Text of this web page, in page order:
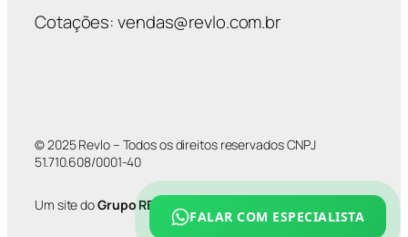
Cotações: vendas@revlo.com.br
© 2025 Revlo – Todos os direitos reservados CNPJ
51.710.608/0001-40
Um site doGrupo REVLO
FALAR COM ESPECIALISTA